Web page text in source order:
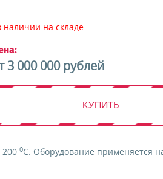
наличии на складе
3 000 000 рублей
КУПИТЬ
200 0C. Оборудование применяется